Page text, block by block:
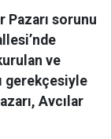
Pazarı sorunu
ve
gerekçesiyle
Avcılar